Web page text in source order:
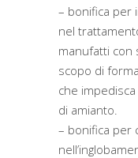
– bonifica per
nel
manufatti con
scopo di
che
di amianto.
– bonifica per